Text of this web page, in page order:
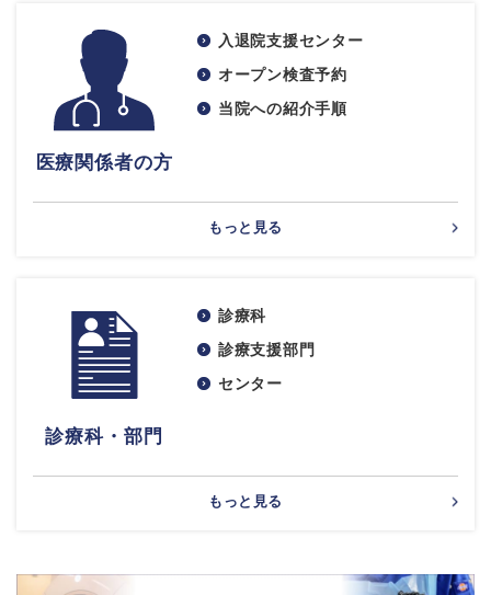
医療関係者の方
入退院支援センター
オープン検査予約
当院への紹介手順
もっと見る
診療科・部門
診療科
診療支援部門
センター
もっと見る